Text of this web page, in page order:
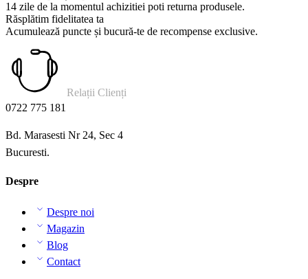
14 zile de la momentul achizitiei poti returna produsele.
Răsplătim fidelitatea ta
Acumulează puncte și bucură-te de recompense exclusive.
Relații Clienți
0722 775 181
Bd. Marasesti Nr 24, Sec 4
Bucuresti.
Despre
Despre noi
Magazin
Blog
Contact